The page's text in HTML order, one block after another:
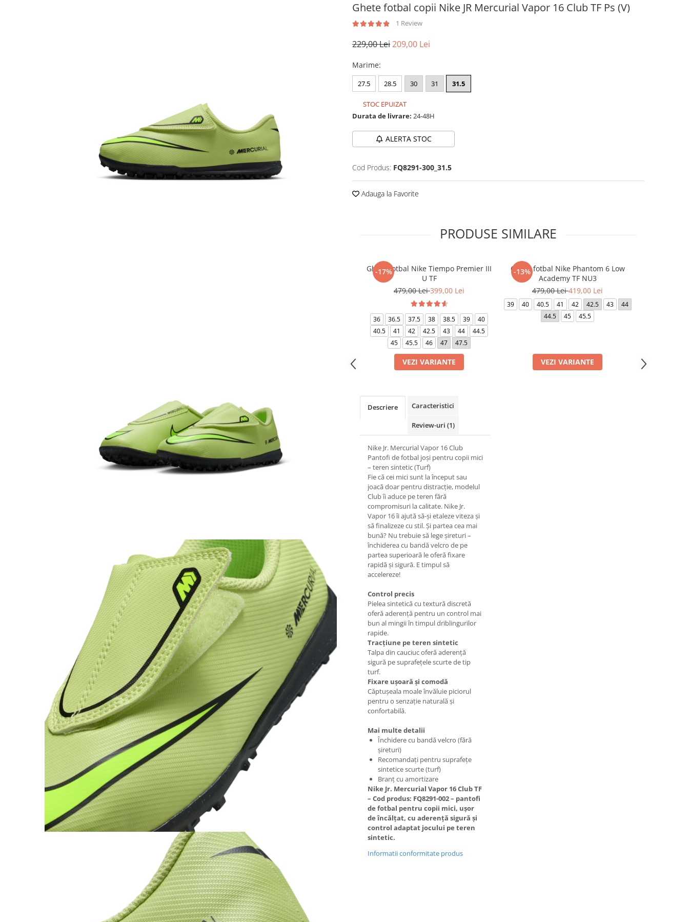
Ghete fotbal copii Nike JR Mercurial Vapor 16 Club TF Ps (V)
1 Review
229,00 Lei209,00 Lei
Marime:
27.5 28.5 30 31 31.5
STOC EPUIZAT
Durata de livrare: 24-48H
ALERTA STOC
Cod Produs: FQ8291-300_31.5
Adauga la Favorite
PRODUSE SIMILARE
-17%
Ghete fotbal Nike Tiempo Premier III
U TF
479,00 Lei399,00 Lei
36 36.5 37.5 38 38.5 39
40
40.5
41 42 42.5 43 44
44.5
45
45.5 46 47 47.5
VEZI VARIANTE
-13%
Ghete fotbal Nike Phantom 6 Low
Academy TF NU3
479,00 Lei419,00 Lei
39 40 40.5 41 42 42.5 43
44
44.5
45 45.5
VEZI VARIANTE
Descriere Caracteristici
Review-uri (1)
Nike Jr. Mercurial Vapor 16 Club
Pantofi de fotbal joși pentru copii mici
– teren sintetic (Turf)
Fie că cei mici sunt la început sau
joacă doar pentru distracție, modelul
Club îi aduce pe teren fără
compromisuri la calitate. Nike Jr.
Vapor 16 îi ajută să-și etaleze viteza și
să finalizeze cu stil. Și partea cea mai
bună? Nu trebuie să lege șireturi –
închiderea cu bandă velcro de pe
partea superioară le oferă fixare
rapidă și sigură. E timpul să
accelereze!
Control precis
Pielea sintetică cu textură discretă
oferă aderență pentru un control mai
bun al mingii în timpul driblingurilor
rapide.
Tracțiune pe teren sintetic
Talpa din cauciuc oferă aderență
sigură pe suprafețele scurte de tip
turf.
Fixare ușoară și comodă
Căptușeala moale învăluie piciorul
pentru o senzație naturală și
confortabilă.
Mai multe detalii
Închidere cu bandă velcro (fără
șireturi)
Recomandați pentru suprafețe
sintetice scurte (turf)
Branț cu amortizare
Nike Jr. Mercurial Vapor 16 Club TF
– Cod produs: FQ8291-002 – pantofi
de fotbal pentru copii mici, ușor
de încălțat, cu aderență sigură și
control adaptat jocului pe teren
sintetic.
Informatii conformitate produs